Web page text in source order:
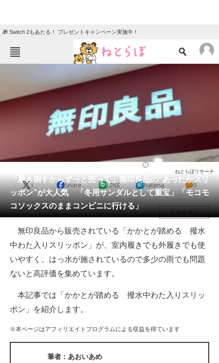
🎁 Switch 2もあたる！ プレゼントキャンペーン実施中！
エンタメ クイズ
地域
動物 リサーチ
会員記事
メディア
注目記事を集めた総合ページ
ITの今と未来を見通す
スマホと通信の最新トレンド
ビジネスと働き方のヒント
「履き倒すからずっと売って」無印良品の“あったかスリ
ッポン”が大人気 「冬用サンダルとして重宝」「モコモ
コソックスのままコンビニに行ける」
ねとらぼリサーチ
X Share LINE hatena 0
目次を表示
無印良品から販売されている「かかとが踏める 撥水
中わた入りスリッポン」が、室内履きでも外履きでも使
いやすく、はっ水が施されているので多少の雨でも問題
ないと高評価を集めています。
本記事では「かかとが踏める 撥水中わた入りスリッ
ポン」を紹介します。
※本ページはアフィリエイトプログラムによる収益を得ています
筆者：あおいあめ